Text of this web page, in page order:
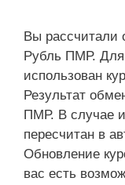
Вы рассчитали
Рубль ПМР. Для
использован
Результат
ПМР. В случае
пересчитан в
Обновление
вас есть